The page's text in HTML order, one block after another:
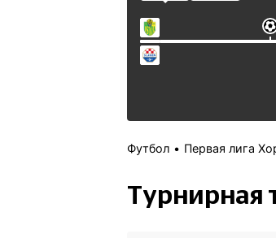
Футбол Первая лига
Турнирная